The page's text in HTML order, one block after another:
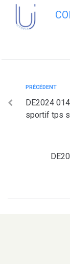
PRÉCÉDENT
DE2024
sportif tps